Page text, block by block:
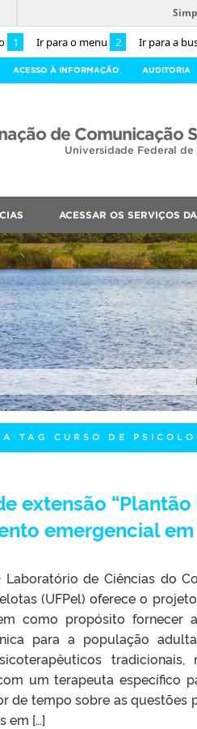
1 Ir para o menu 2 Ir para a
ACESSO À INFORMAÇÃO AUDITORIA
de Comunicação
Universidade Federal de
ACESSAR OS SERVIÇOS
TAG CURSO DE
extensão
emergencial
Laboratório de Ciências do
(UFPel) oferece o
como propósito fornecer
para a população
um terapeuta específico
de tempo sobre as
em […]